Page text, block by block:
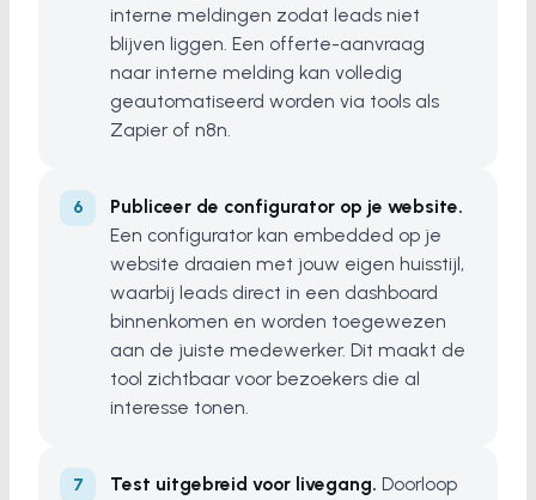
interne meldingen zodat leads niet
blijven liggen. Een offerte-aanvraag
naar interne melding kan volledig
geautomatiseerd worden via tools als
Zapier of n8n.
Publiceer de configurator op je website.
Een configurator kan embedded op je
website draaien met jouw eigen huisstijl,
waarbij leads direct in een dashboard
binnenkomen en worden toegewezen
aan de juiste medewerker. Dit maakt de
tool zichtbaar voor bezoekers die al
interesse tonen.
Test uitgebreid voor livegang. Doorloop